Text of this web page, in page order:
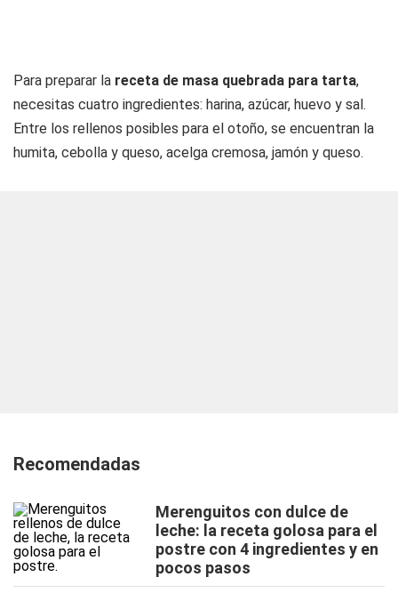
Para preparar la receta de masa quebrada para tarta,
necesitas cuatro ingredientes: harina, azúcar, huevo y sal.
Entre los rellenos posibles para el otoño, se encuentran la
humita, cebolla y queso, acelga cremosa, jamón y queso.
Recomendadas
Merenguitos con dulce de
leche: la receta golosa para el
postre con 4 ingredientes y en
pocos pasos